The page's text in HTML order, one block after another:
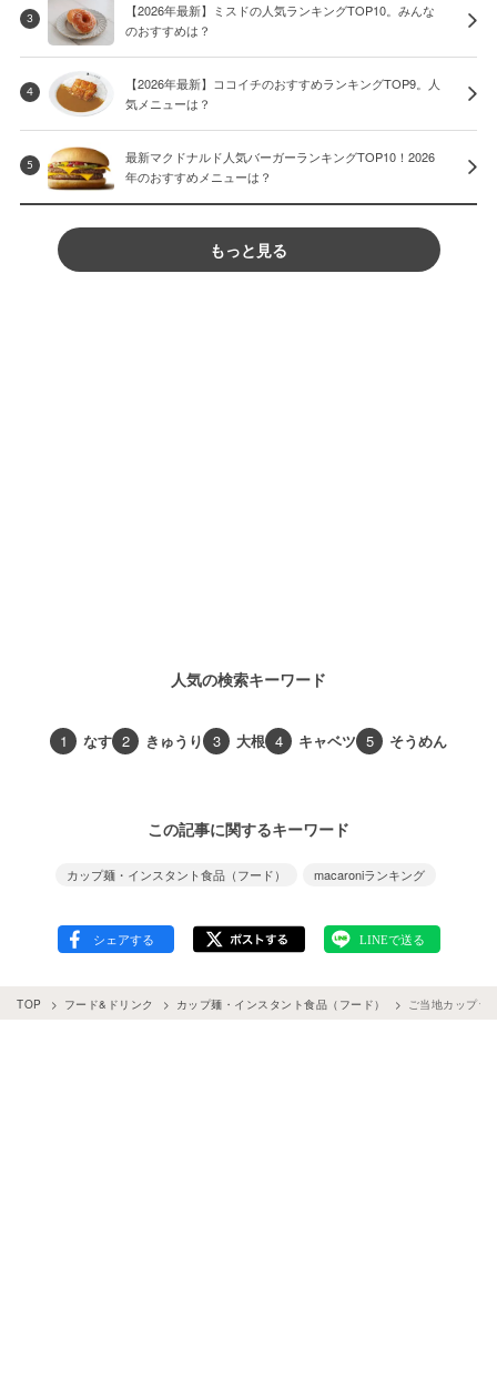
3
【2026年最新】ミスドの人気ランキングTOP10。みんな
のおすすめは？
4
【2026年最新】ココイチのおすすめランキングTOP9。人
気メニューは？
5
最新マクドナルド人気バーガーランキングTOP10！2026
年のおすすめメニューは？
もっと見る
人気の検索キーワード
1 なす 2 きゅうり 3 大根 4 キャベツ 5 そうめん
この記事に関するキーワード
カップ麺・インスタント食品（フード） macaroniランキング
TOP フード&ドリンク カップ麺・インスタント食品（フード） ご当地カップラ